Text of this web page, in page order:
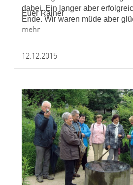
dabei. Ein langer aber
Ende. Wir waren müde aber
Euer Rainer
mehr
12.12.2015